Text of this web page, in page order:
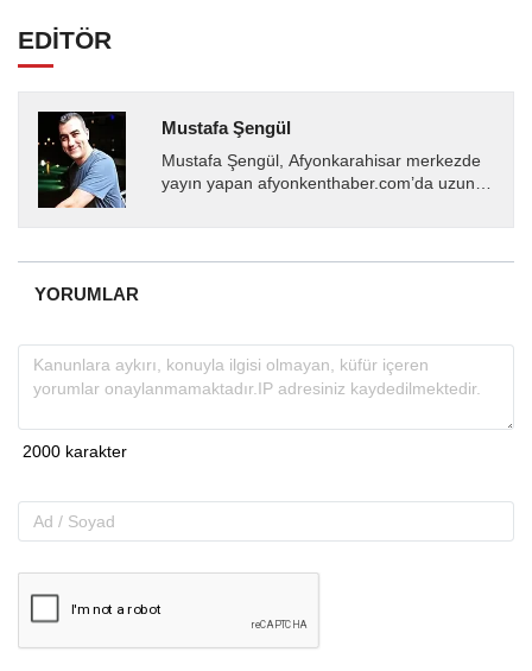
EDİTÖR
Mustafa Şengül
Mustafa Şengül, Afyonkarahisar merkezde
yayın yapan afyonkenthaber.com’da uzun
almakta, haber akışı...
YORUMLAR